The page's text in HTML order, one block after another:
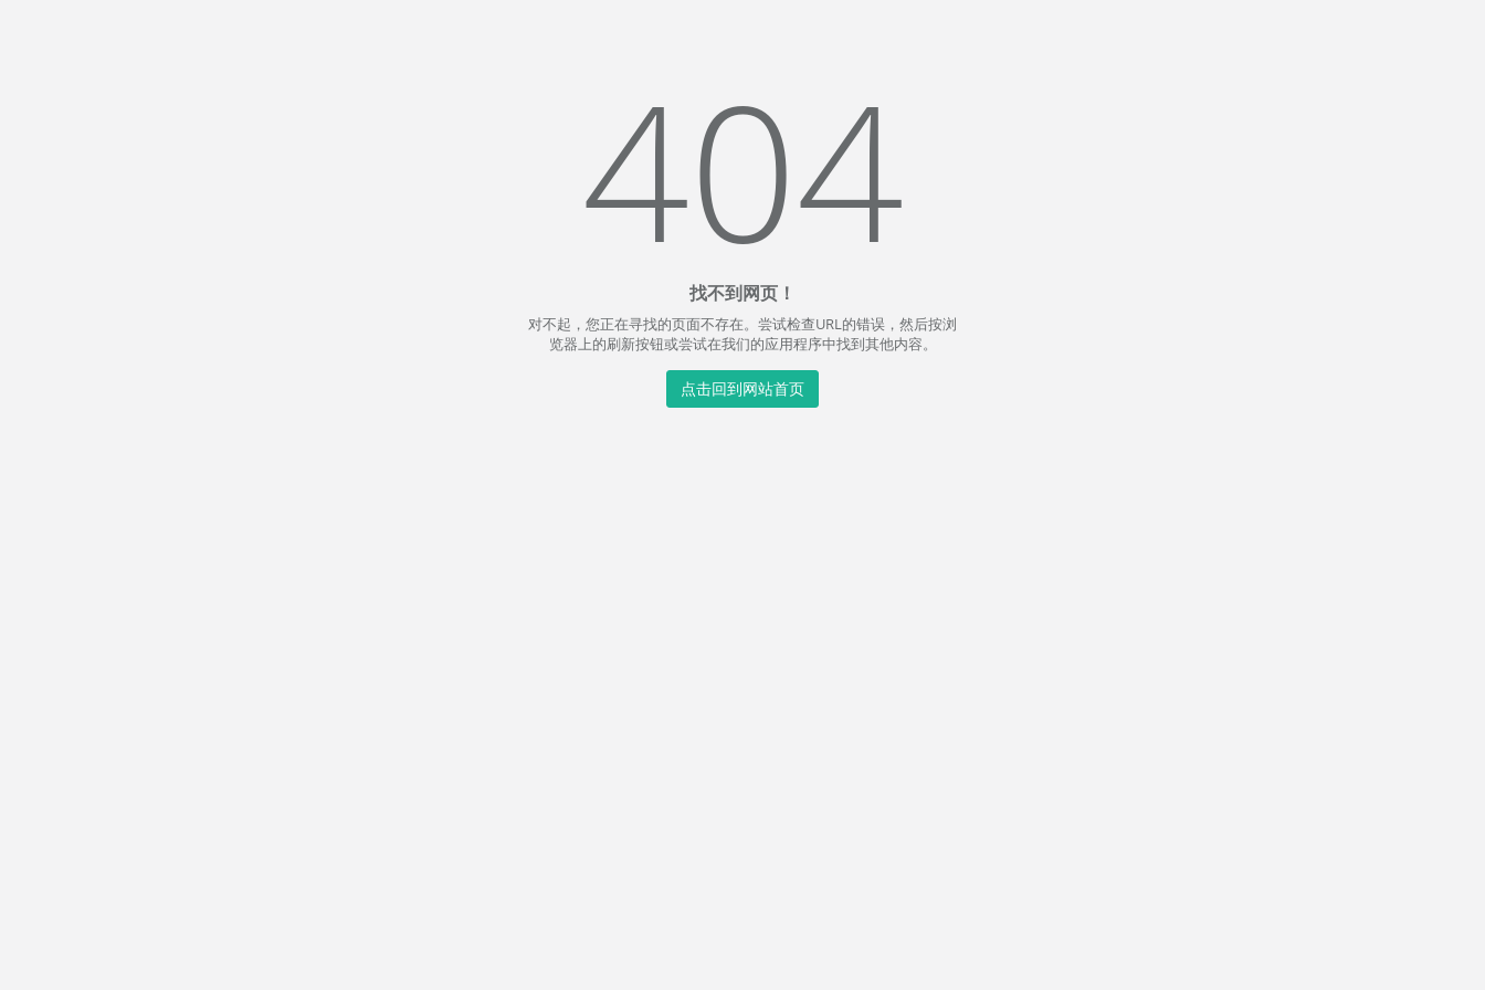
404
找不到网页！
对不起，您正在寻找的页面不存在。尝试检查URL的错误，然后按浏
览器上的刷新按钮或尝试在我们的应用程序中找到其他内容。
点击回到网站首页